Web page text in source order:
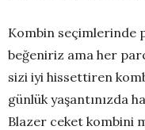
Kombin seçimlerinde
beğeniriz ama her
sizi iyi hissettiren
günlük yaşantınızda
Blazer ceket kombini